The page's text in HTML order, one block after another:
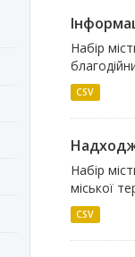
Набір
CSV
Набір
міської
CSV